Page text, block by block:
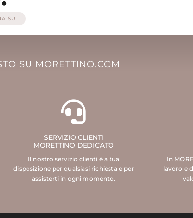
SU
SU MORETTINO.COM
SERVIZIO CLIENTI
MORETTINO DEDICATO
Il nostro servizio clienti è a tua
disposizione per qualsiasi richiesta e per
assisterti in ogni momento.
In
lavoro e